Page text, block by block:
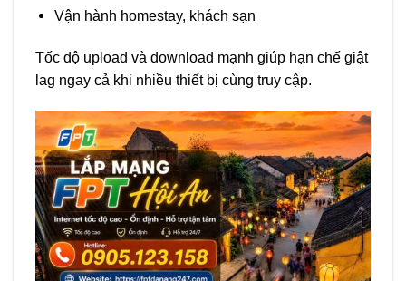
Vận hành homestay, khách sạn
Tốc độ upload và download mạnh giúp hạn chế giật
lag ngay cả khi nhiều thiết bị cùng truy cập.